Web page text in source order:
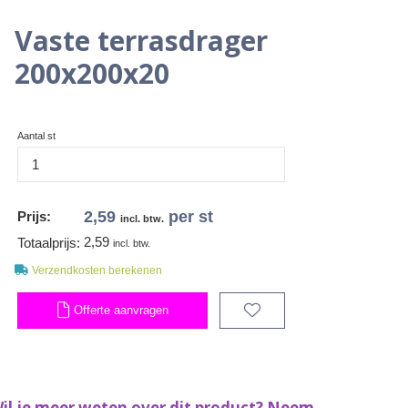
Vaste terrasdrager
200x200x20
Aantal st
Prijs: 2,59 incl. btw. per st
Totaalprijs: 2,59 incl. btw.
Verzendkosten berekenen
Offerte aanvragen